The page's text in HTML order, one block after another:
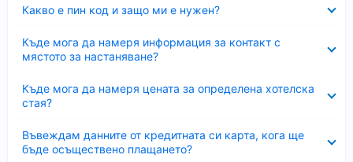
Какво е пин код и защо ми е нужен?
Къде мога да намеря информация за контакт с
мястото за настаняване?
Къде мога да намеря цената за определена хотелска
стая?
Въвеждам данните от кредитната си карта, кога ще
бъде осъществено плащането?